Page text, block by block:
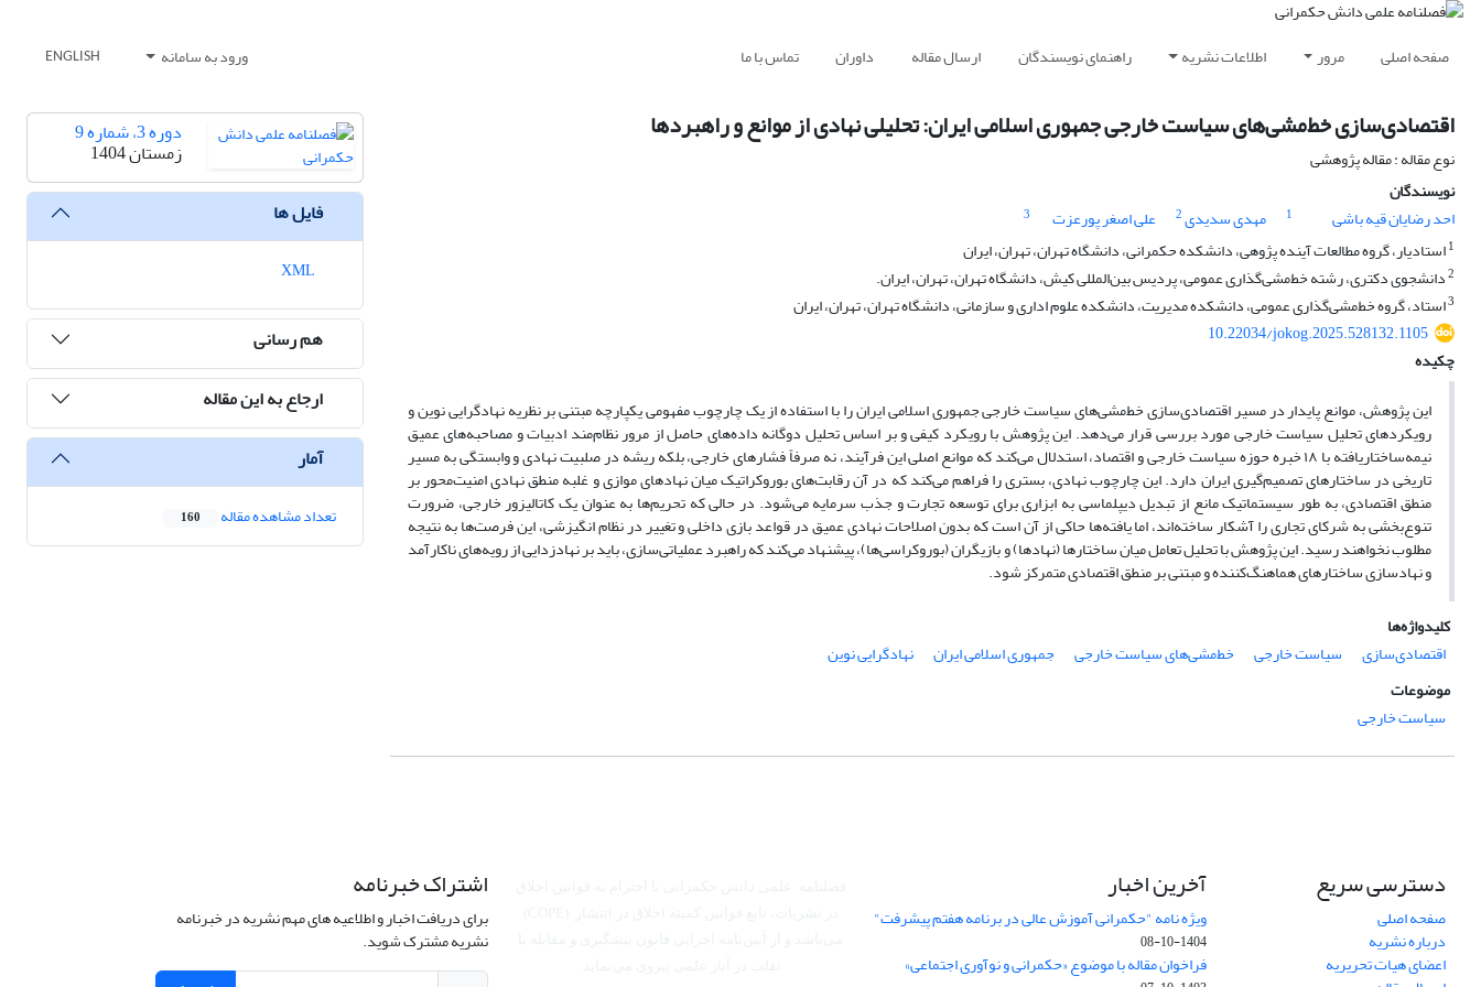
صفحه اصلی مرور اطلاعات نشریه راهنمای نویسندگان ارسال مقاله داوران تماس با ما ورود به سامانه ENGLISH
اقتصادی‌سازی خط‌مشی‌های سیاست خارجی جمهوری اسلامی ایران: تحلیلی نهادی از موانع و راهبردها
نوع مقاله : مقاله پژوهشی
نویسندگان
احد رضایان قیه باشی
1 مهدی سدیدی2 علی اصغر پورعزت
3
1استادیار، گروه مطالعات آینده پژوهی، دانشکده حکمرانی، دانشگاه تهران، تهران، ایران
2دانشجوی دکتری، رشته خط‌مشی‌گذاری عمومی، پردیس بین‌المللی کیش، دانشگاه تهران، تهران، ایران.
3استاد، گروه خط‌مشی‌گذاری عمومی، دانشکده مدیریت، دانشکده علوم اداری و سازمانی، دانشگاه تهران، تهران، ایران
10.22034/jokog.2025.528132.1105
چکیده
این پژوهش، موانع پایدار در مسیر اقتصادی‌سازی خط‌مشی‌های سیاست خارجی جمهوری اسلامی ایران را با استفاده از یک چارچوب مفهومی یکپارچه مبتنی بر نظریه نهادگرایی نوین و
رویکردهای تحلیل سیاست خارجی مورد بررسی قرار می‌دهد. این پژوهش با رویکرد کیفی و بر اساس تحلیل دوگانه داده‌های حاصل از مرور نظام‌مند ادبیات و مصاحبه‌های عمیق
نیمه‌ساختاریافته با ۱۸ خبره حوزه سیاست خارجی و اقتصاد، استدلال می‌کند که موانع اصلی این فرآیند، نه صرفاً فشارهای خارجی، بلکه ریشه در صلبیت نهادی و وابستگی به مسیر
تاریخی در ساختارهای تصمیم‌گیری ایران دارد. این چارچوب نهادی، بستری را فراهم می‌کند که در آن رقابت‌های بوروکراتیک میان نهادهای موازی و غلبه منطق نهادی امنیت‌محور بر
منطق اقتصادی، به طور سیستماتیک مانع از تبدیل دیپلماسی به ابزاری برای توسعه تجارت و جذب سرمایه می‌شود. در حالی که تحریم‌ها به عنوان یک کاتالیزور خارجی، ضرورت
تنوع‌بخشی به شرکای تجاری را آشکار ساخته‌اند، اما یافته‌ها حاکی از آن است که بدون اصلاحات نهادی عمیق در قواعد بازی داخلی و تغییر در نظام انگیزشی، این فرصت‌ها به نتیجه
مطلوب نخواهند رسید. این پژوهش با تحلیل تعامل میان ساختارها (نهادها) و بازیگران (بوروکراسی‌ها)، پیشنهاد می‌کند که راهبرد عملیاتی‌سازی، باید بر نهادزدایی از رویه‌های ناکارآمد
و نهادسازی ساختارهای هماهنگ‌کننده و مبتنی بر منطق اقتصادی متمرکز شود.
کلیدواژه‌ها
اقتصادی‌سازی
سیاست خارجی خط‌مشی‌های سیاست خارجی جمهوری اسلامی ایران
نهادگرایی نوین
موضوعات
سیاست خارجی
دوره 3، شماره 9
زمستان 1404
فایل ها
هم رسانی
ارجاع به این مقاله
آمار
تعداد مشاهده مقاله 160
دسترسی سریع
صفحه اصلی
درباره نشریه
اعضای هیات تحریریه
آخرین اخبار
ویژه نامه "حکمرانی آموزش عالی در برنامه هفتم پیشرفت"
1404-10-08
فراخوان مقاله با موضوع «حکمرانی و نوآوری اجتماعی»
اشتراک خبرنامه
برای دریافت اخبار و اطلاعیه های مهم نشریه در خبرنامه
نشریه مشترک شوید.